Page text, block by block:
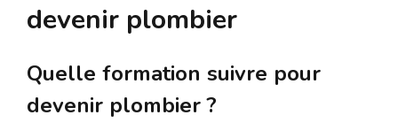
devenir plombier
Quelle formation suivre pour
devenir plombier ?